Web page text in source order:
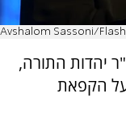
יהדות התורה,
הקפאת